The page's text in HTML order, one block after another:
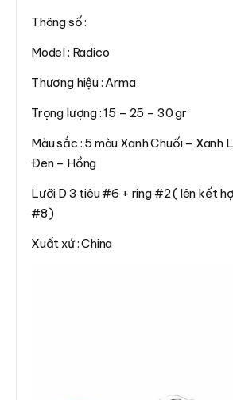
Thông số :
Model : Radico
Thương hiệu : Arma
Trọng lượng : 15 – 25 – 30 gr
Màu sắc : 5 màu Xanh Chuối – Xanh
Đen – Hồng
Lưỡi D 3 tiêu #6 + ring #2 ( lên kết
#8 )
Xuất xứ : China